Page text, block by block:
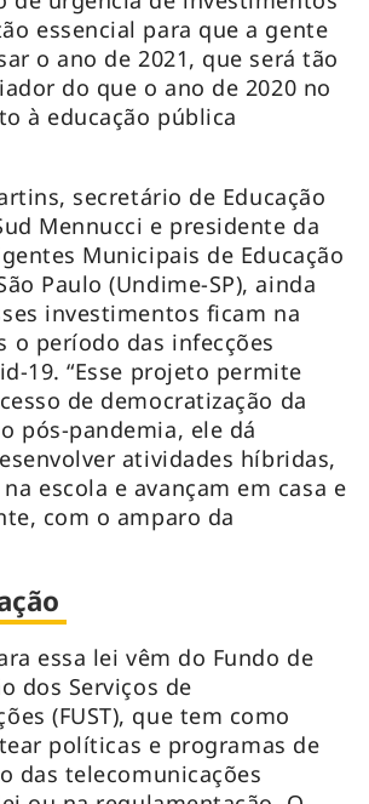
essencial para que a gente
o ano de 2021, que será tão
do que o ano de 2020 no
à educação pública
secretário de Educação
Mennucci e presidente da
Municipais de Educação
Paulo (Undime-SP), ainda
investimentos ficam na
o período das infecções
19. “Esse projeto permite
de democratização da
pós-pandemia, ele dá
atividades híbridas,
escola e avançam em casa e
com o amparo da
essa lei vêm do Fundo de
dos Serviços de
(FUST), que tem como
políticas e programas de
das telecomunicações